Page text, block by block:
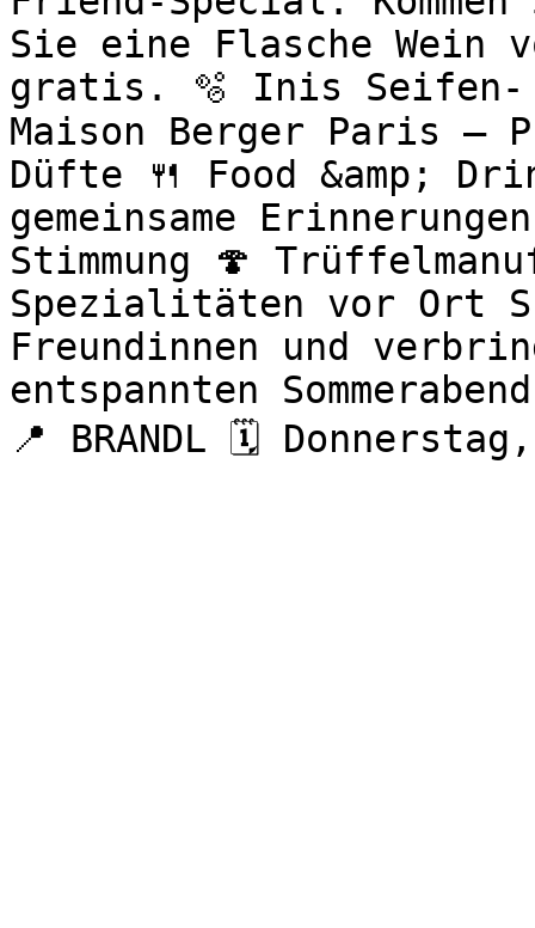
Sie eine Flasche Wein
gratis. 🫧 Inis Seifen-
Maison Berger Paris –
Düfte 🍴 Food &amp;
gemeinsame
Stimmung 🍄
Spezialitäten vor Ort
Freundinnen und
entspannten